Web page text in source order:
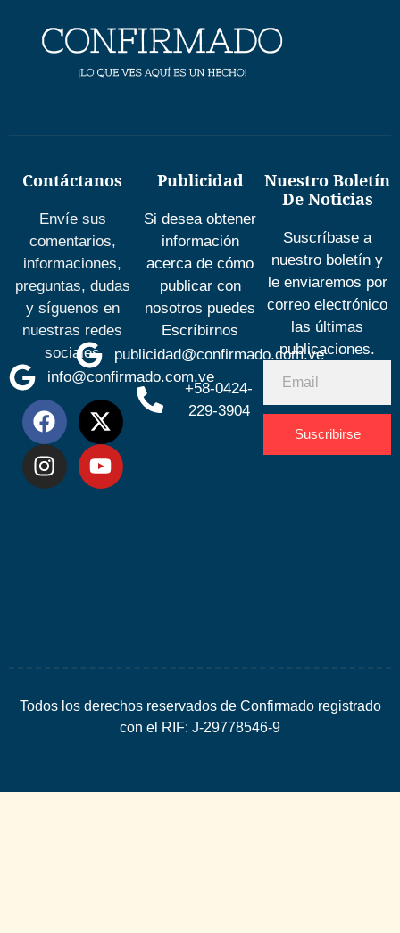
Contáctanos
Envíe sus
comentarios,
informaciones,
preguntas, dudas
y síguenos en
nuestras redes
sociales
info@confirmado.com.ve
Publicidad
Si desea obtener
información
acerca de cómo
publicar con
nosotros puedes
Escríbirnos
publicidad@confirmado.com.ve
+58-0424-
229-3904
Nuestro Boletín
De Noticias
Suscríbase a
nuestro boletín y
le enviaremos por
correo electrónico
las últimas
publicaciones.
Suscribirse
Todos los derechos reservados de Confirmado registrado
con el RIF: J-29778546-9